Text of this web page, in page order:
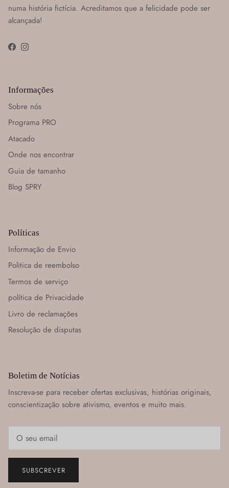
numa história fictícia. Acreditamos que a felicidade pode ser
alcançada!
FacebookInstagram
Informações
Sobre nós
Programa PRO
Atacado
Onde nos encontrar
Guia de tamanho
Blog SPRY
Políticas
Informação de Envio
Politica de reembolso
Termos de serviço
política de Privacidade
Livro de reclamações
Resolução de disputas
Boletim de Notícias
Inscreva-se para receber ofertas exclusivas, histórias originais,
conscientização sobre ativismo, eventos e muito mais.
SUBSCREVER